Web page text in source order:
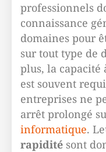
professionnels
connaissance
domaines pour
sur tout type de
plus, la capacité
est souvent
entreprises ne
arrêt prolongé
informatique.
rapidité sont